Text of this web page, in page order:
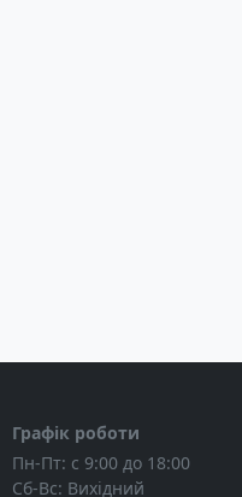
Графік роботи
Пн-Пт: с 9:00 до 18:00
Сб-Вс: Вихідний